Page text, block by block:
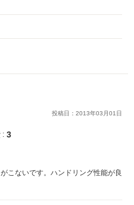
投稿日： 2013年03 月01 日
: 3
こないです。ハンドリング性能が良